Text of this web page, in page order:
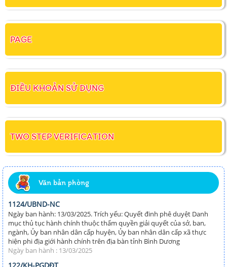
PAGE
ĐIỀU KHOẢN SỬ DỤNG
TWO STEP VERIFICATION
Văn bản phòng
1124/UBND-NC
Ngày ban hành: 13/03/2025. Trích yếu: Quyết đinh phê duyệt Danh
mục thủ tục hành chính thuộc thẩm quyền giải quyết của sở, ban,
ngành, Ủy ban nhân dân cấp huyện, Ủy ban nhân dân cấp xã thực
hiện phi địa giới hành chính trên địa bàn tỉnh Bình Dương
Ngày ban hành : 13/03/2025